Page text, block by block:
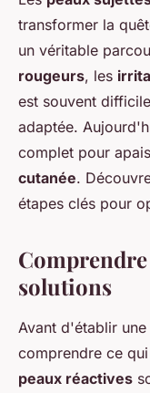
transformer la
un véritable
rougeurs, les
est souvent
adaptée.
complet pour
cutanée.
étapes clés pour
solutions
Avant d'établir
comprendre ce
peaux réactives